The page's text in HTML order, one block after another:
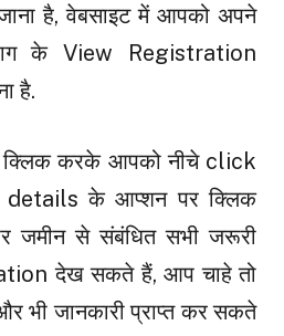
है, वेबसाइट में आपको अपने
के View Registration
है.
क्लिक करके आपको नीचे click
के आप्शन पर क्लिक
जमीन से संबंधित सभी जरूरी
देख सकते हैं, आप चाहे तो
भी जानकारी प्राप्त कर सकते